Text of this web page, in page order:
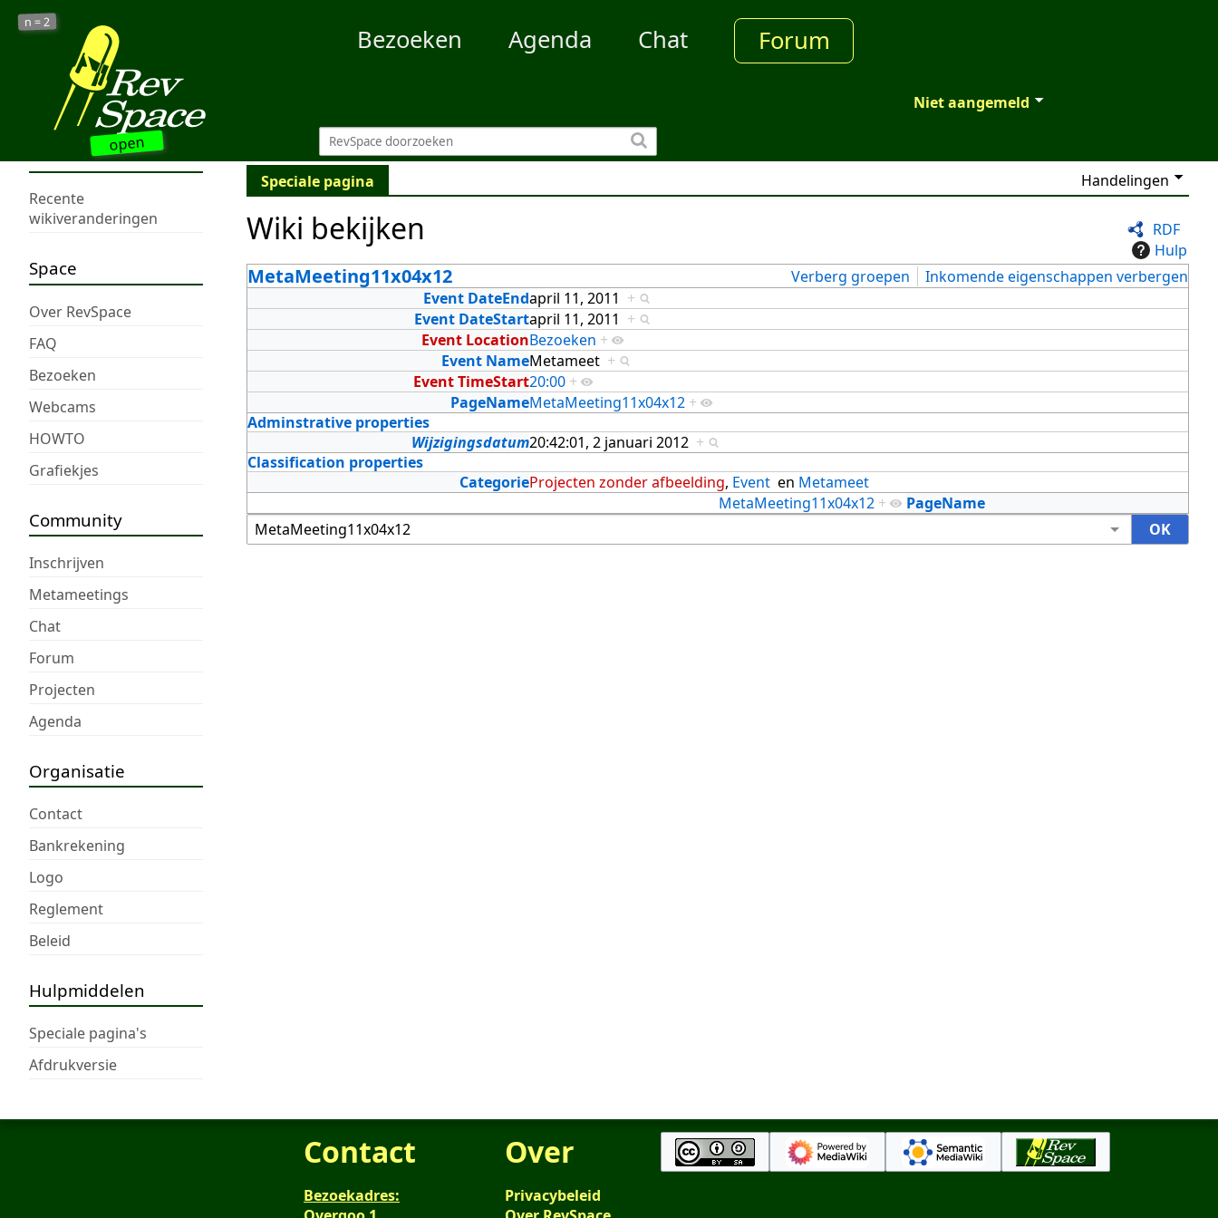
open
n =2
Bezoeken Agenda Chat Forum
Niet aangemeld
Recente
wikiveranderingen
Space
Over RevSpace
FAQ
Bezoeken
Webcams
HOWTO
Grafiekjes
Community
Inschrijven
Metameetings
Chat
Forum
Projecten
Agenda
Organisatie
Contact
Bankrekening
Logo
Reglement
Beleid
Hulpmiddelen
Speciale pagina's
Afdrukversie
Speciale pagina Handelingen
RDF
Hulp
Wiki bekijken
MetaMeeting11x04x12 Verberg groepen
Inkomende eigenschappen verbergen
Event DateEndapril 11, 2011 +
Event DateStartapril 11, 2011 +
Event LocationBezoeken +
Event NameMetameet +
Event TimeStart20:00 +
PageNameMetaMeeting11x04x12 +
Adminstrative properties
Wijzigingsdatum20:42:01, 2 januari 2012 +
Classification properties
CategorieProjecten zonder afbeelding, Event en Metameet
PageName
MetaMeeting11x04x12 +
Contact
Bezoekadres:
Over
Privacybeleid